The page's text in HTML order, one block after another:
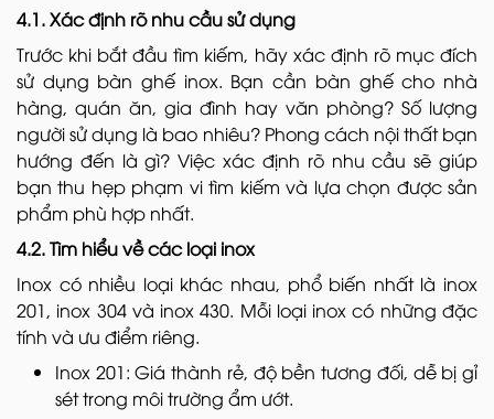
4.1. Xác định rõ nhu cầu sử dụng
Trước khi bắt đầu tìm kiếm, hãy xác định rõ mục đích
sử dụng bàn ghế inox. Bạn cần bàn ghế cho nhà
hàng, quán ăn, gia đình hay văn phòng? Số lượng
người sử dụng là bao nhiêu? Phong cách nội thất bạn
hướng đến là gì? Việc xác định rõ nhu cầu sẽ giúp
bạn thu hẹp phạm vi tìm kiếm và lựa chọn được sản
phẩm phù hợp nhất.
4.2. Tìm hiểu về các loại inox
Inox có nhiều loại khác nhau, phổ biến nhất là inox
201, inox 304 và inox 430. Mỗi loại inox có những đặc
tính và ưu điểm riêng.
Inox 201: Giá thành rẻ, độ bền tương đối, dễ bị gỉ
sét trong môi trường ẩm ướt.